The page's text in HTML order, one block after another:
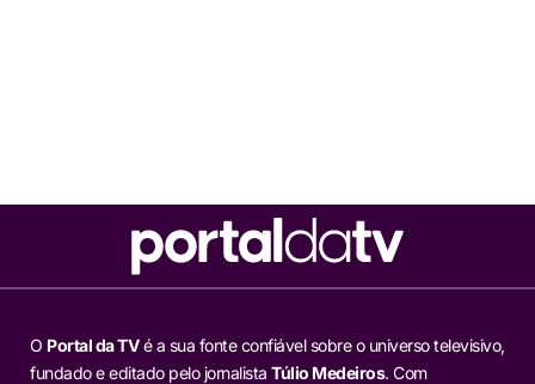
O Portal da TVé a sua fonte confiável sobre o universo televisivo,
fundado e editado pelo jornalista Túlio Medeiros. Com